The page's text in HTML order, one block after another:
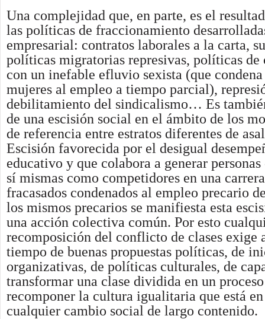
Una complejidad que, en parte, es el
las políticas de fraccionamiento
empresarial: contratos laborales a la carta,
políticas migratorias represivas, políticas
con un inefable efluvio sexista (que condena
mujeres al empleo a tiempo parcial),
debilitamiento del sindicalismo… Es
de una escisión social en el ámbito de los
de referencia entre estratos diferentes de
Escisión favorecida por el desigual
educativo y que colabora a generar
sí mismas como competidores en una
fracasados condenados al empleo precario
los mismos precarios se manifiesta esta
una acción colectiva común. Por esto
recomposición del conflicto de clases exige
tiempo de buenas propuestas políticas, de
organizativas, de políticas culturales, de
transformar una clase dividida en un
recomponer la cultura igualitaria que está en
cualquier cambio social de largo contenido.